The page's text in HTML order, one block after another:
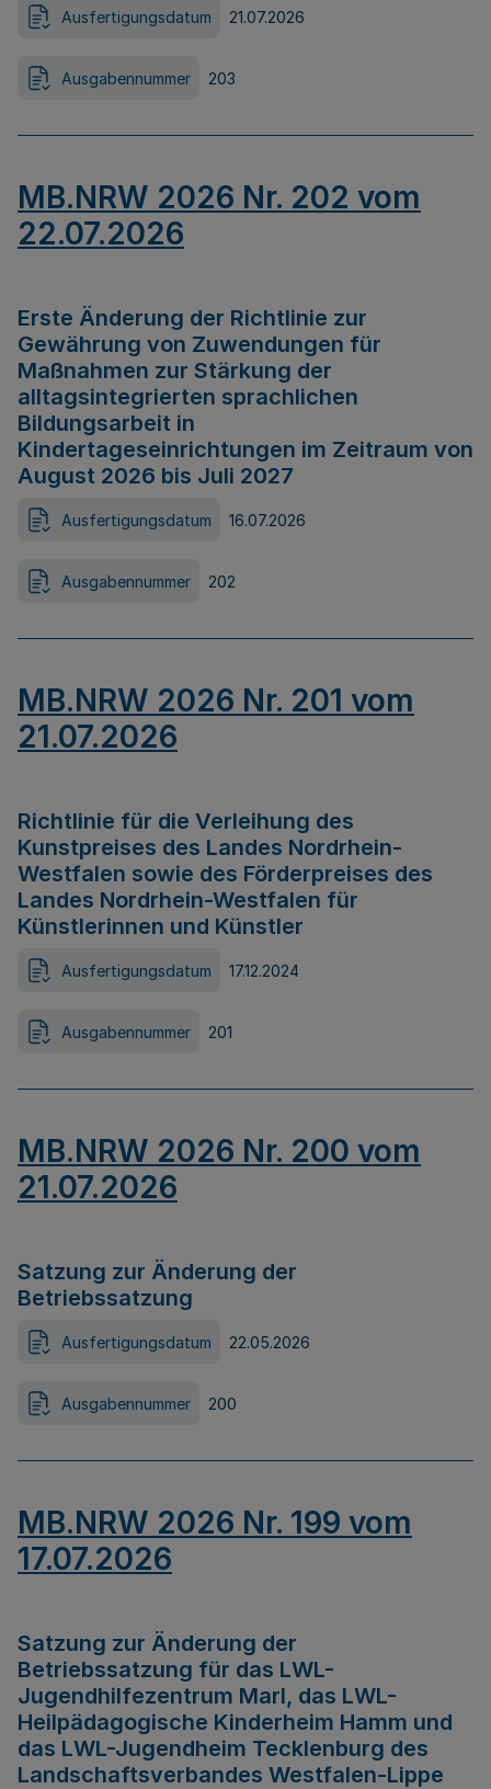
Ausfertigungsdatum 21.07.2026
Ausgabennummer 203
MB.NRW 2026 Nr. 202 vom
22.07.2026
Erste Änderung der Richtlinie zur
Gewährung von Zuwendungen für
Maßnahmen zur Stärkung der
alltagsintegrierten sprachlichen
Bildungsarbeit in
Kindertageseinrichtungen im Zeitraum von
August 2026 bis Juli 2027
Ausfertigungsdatum 16.07.2026
Ausgabennummer 202
MB.NRW 2026 Nr. 201 vom
21.07.2026
Richtlinie für die Verleihung des
Kunstpreises des Landes Nordrhein-
Westfalen sowie des Förderpreises des
Landes Nordrhein-Westfalen für
Künstlerinnen und Künstler
Ausfertigungsdatum 17.12.2024
Ausgabennummer 201
MB.NRW 2026 Nr. 200 vom
21.07.2026
Satzung zur Änderung der
Betriebssatzung
Ausfertigungsdatum 22.05.2026
Ausgabennummer 200
MB.NRW 2026 Nr. 199 vom
17.07.2026
Satzung zur Änderung der
Betriebssatzung für das LWL-
Jugendhilfezentrum Marl, das LWL-
Heilpädagogische Kinderheim Hamm und
das LWL-Jugendheim Tecklenburg des
Landschaftsverbandes Westfalen-Lippe